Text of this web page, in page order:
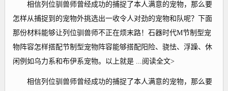
相信列位驯兽师曾经成功的捕捉了本人满意的宠物，那么要
怎样从捕捉到的宠物外挑选出一收令人对劲的宠物和队呢？下面
那份材料能够让列位驯兽师不正在烦末路！石器时代M节制型宠
物阵容怎样搭配节制型宠物阵容能够搭配阳险、骁怯、浮躁、休
闲例如乌力系和布伊系宠物。以上就是 ...阅读全文>
相信列位驯兽师曾经成功的捕捉了本人满意的宠物，那么要